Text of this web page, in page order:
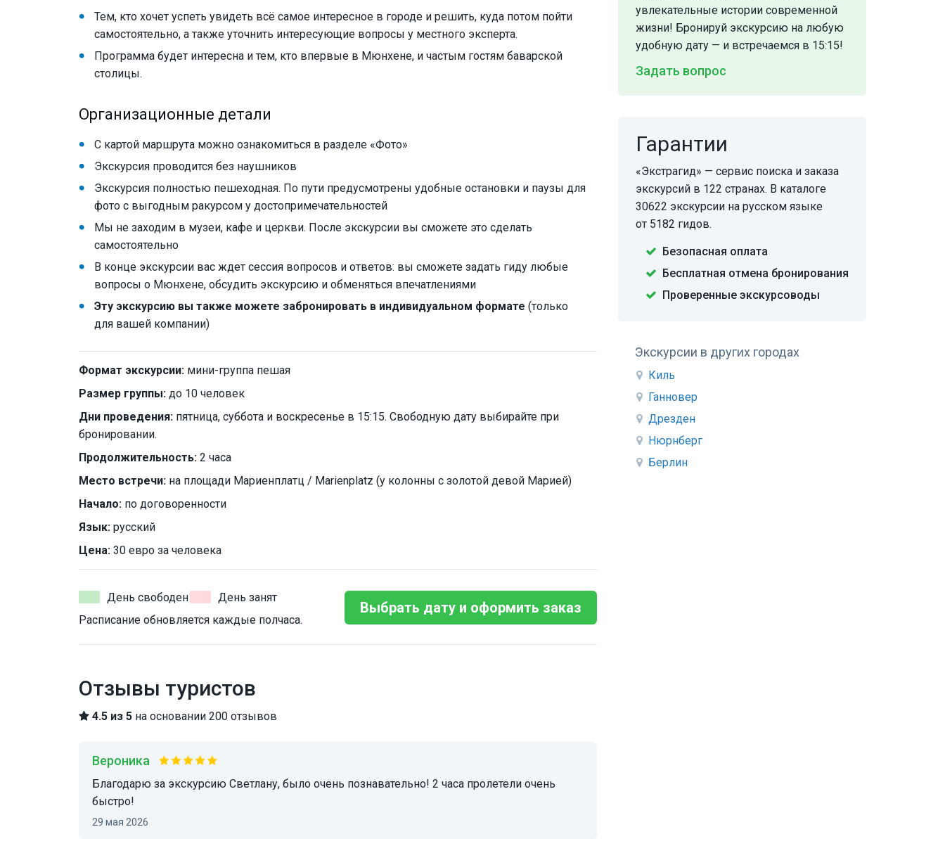
Тем, кто хочет успеть увидеть всё самое интересное в городе и решить, куда потом пойти
самостоятельно, а также уточнить интересующие вопросы у местного эксперта.
Программа будет интересна и тем, кто впервые в Мюнхене, и частым гостям баварской
столицы.
Организационные детали
С картой маршрута можно ознакомиться в разделе «Фото»
Экскурсия проводится без наушников
Экскурсия полностью пешеходная. По пути предусмотрены удобные остановки и паузы для
фото с выгодным ракурсом у достопримечательностей
Мы не заходим в музеи, кафе и церкви. После экскурсии вы сможете это сделать
самостоятельно
В конце экскурсии вас ждет сессия вопросов и ответов: вы сможете задать гиду любые
вопросы о Мюнхене, обсудить экскурсию и обменяться впечатлениями
Эту экскурсию вы также можете забронировать в индивидуальном формате (только
для вашей компании)
Формат экскурсии: мини-группа пешая
Размер группы: до 10 человек
Дни проведения: пятница, суббота и воскресенье в 15:15. Свободную дату выбирайте при
бронировании.
Продолжительность: 2 часа
Место встречи: на площади Мариенплатц / Marienplatz (у колонны с золотой девой Марией)
Начало: по договоренности
Язык: русский
Цена: 30 евро за человека
День свободен
День занят
Расписание обновляется каждые полчаса.
Выбрать дату и оформить заказ
Отзывы туристов
4.5 из 5 на основании 200 отзывов
Вероника
благодарю за экскурсию Светлану, было очень познавательно! 2 часа пролетели очень
быстро!
29 мая 2026
увлекательные истории современной
жизни! Бронируй экскурсию на любую
удобную дату — и встречаемся в 15:15!
Задать вопрос
Гарантии
«Экстрагид» — сервис поиска и заказа
экскурсий в 122 странах. В каталоге
30622 экскурсии на русском языке
от 5182 гидов.
Безопасная оплата
Бесплатная отмена бронирования
Проверенные экскурсоводы
Экскурсии в других городах
Киль
Ганновер
Дрезден
Нюрнберг
Берлин